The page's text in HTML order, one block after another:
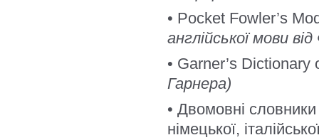
• Pocket Fowler’s
англійської мови
• Garner’s
Гарнера)
• Двомовні словники
німецької,